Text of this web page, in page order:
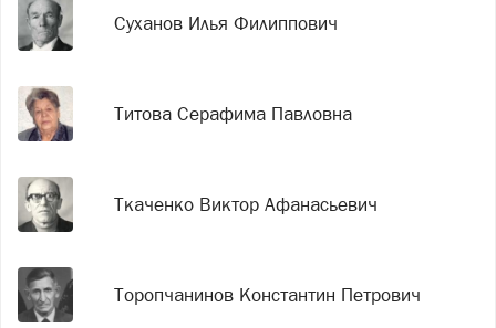
Суханов Илья Филиппович
Титова Серафима Павловна
Ткаченко Виктор Афанасьевич
Торопчанинов Константин Петрович